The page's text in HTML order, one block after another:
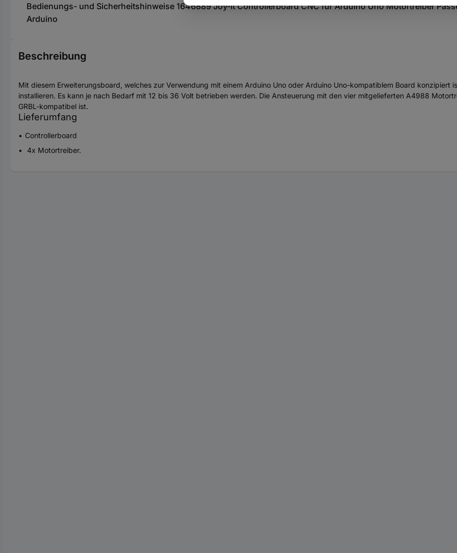
Bedienungs- und Sicherheitshinweise 1646889 Joy-it Controllerboard CNC für Arduino Uno Motortreiber
Arduino
Beschreibung
Mit diesem Erweiterungsboard, welches zur Verwendung mit einem Arduino Uno oder Arduino Uno-kompatiblem Board konzipiert
installieren. Es kann je nach Bedarf mit 12 bis 36 Volt betrieben werden. Die Ansteuerung mit den vier mitgelieferten A4988
GRBL-kompatibel ist.
Lieferumfang
Controllerboard
4x Motortreiber.